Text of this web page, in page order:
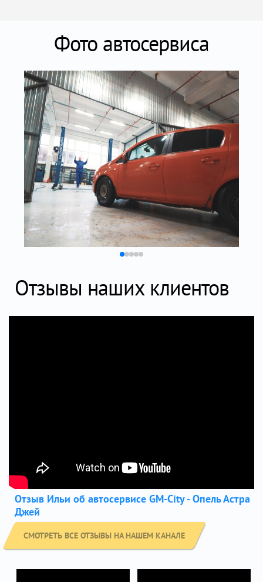
Фото автосервиса
Отзывы наших клиентов
Отзыв Ильи об автосервисе GM-City - Опель Астра
Джей
СМОТРЕТЬ ВСЕ ОТЗЫВЫ НА НАШЕМ КАНАЛЕ